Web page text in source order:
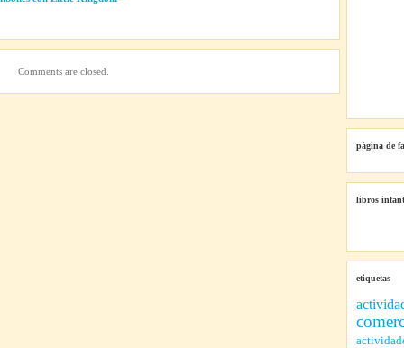
Comments are closed.
página de
libros
etiquetas